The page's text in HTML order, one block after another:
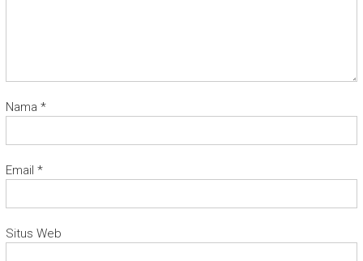
Nama *
Email *
Situs Web